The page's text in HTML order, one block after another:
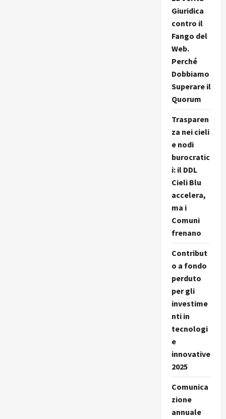
Giuridica
contro il
Fango del
Web.
Perché
Dobbiamo
Superare il
Quorum
Trasparen
za nei cieli
e nodi
burocratic
i: il DDL
Cieli Blu
accelera,
ma i
Comuni
frenano
Contribut
o a fondo
perduto
per gli
investime
nti in
tecnologi
e
innovative
2025
Comunica
zione
annuale